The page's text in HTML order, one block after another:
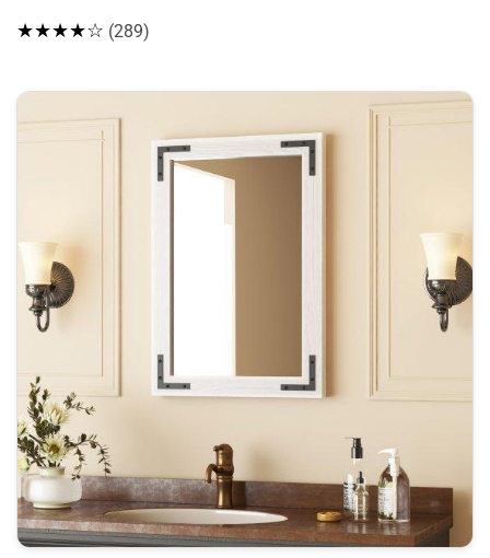
★★★★☆ (289)